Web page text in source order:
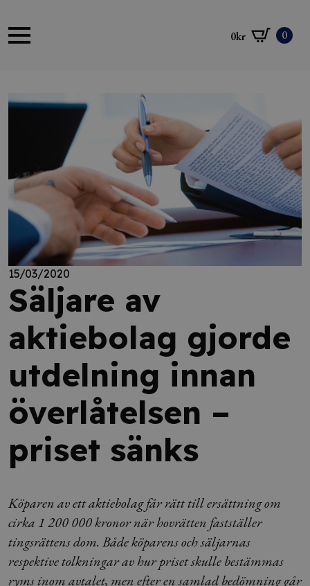
0kr 0
15/03/2020
Säljare av
aktiebolag gjorde
utdelning innan
överlåtelsen –
priset sänks
Köparen av ett aktiebolag får rätt till ersättning om
cirka 1 200 000 kronor när hovrätten fastställer
tingsrättens dom. Både köparens och säljarnas
respektive tolkningar av hur priset skulle bestämmas
ryms inom avtalet, men efter en samlad bedömning går